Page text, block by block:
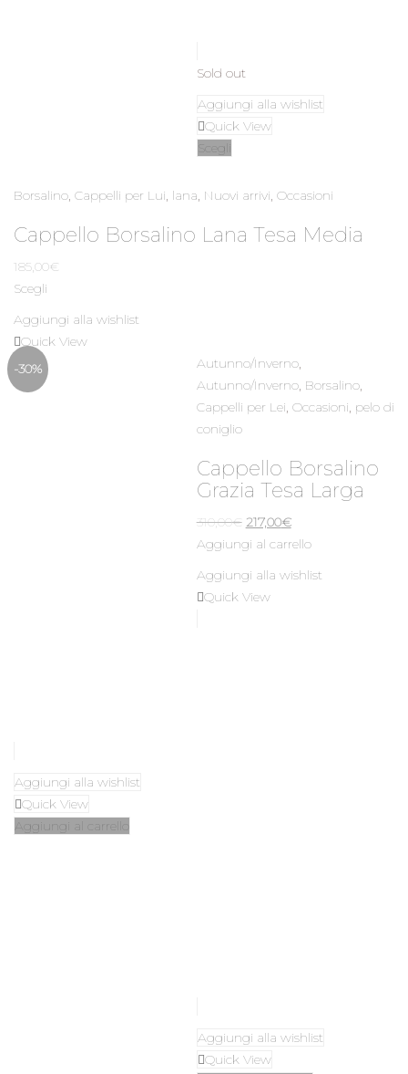
Sold out
Aggiungi alla wishlist
Quick View
Scegli
Borsalino, Cappelli per Lui, lana, Nuovi arrivi, Occasioni
Cappello Borsalino Lana Tesa Media
185,00€
Scegli
Aggiungi alla wishlist
Quick View
-30%
Aggiungi alla wishlist
Quick View
Aggiungi al carrello
Autunno/Inverno,
Autunno/Inverno, Borsalino,
Cappelli per Lei, Occasioni, pelo di
coniglio
Cappello Borsalino
Grazia Tesa Larga
310,00€ Il
prezzo
era:
217,00€Il
prezzo
Aggiungi al carrello
Aggiungi alla wishlist
Quick View
Aggiungi alla wishlist
Quick View